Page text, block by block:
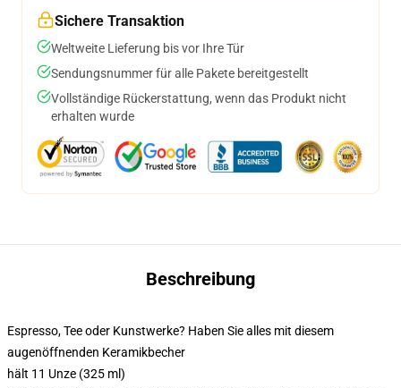
Sichere Transaktion
Weltweite Lieferung bis vor Ihre Tür
Sendungsnummer für alle Pakete bereitgestellt
Vollständige Rückerstattung, wenn das Produkt nicht
erhalten wurde
Beschreibung
Espresso, Tee oder Kunstwerke? Haben Sie alles mit diesem
augenöffnenden Keramikbecher
hält 11 Unze (325 ml)